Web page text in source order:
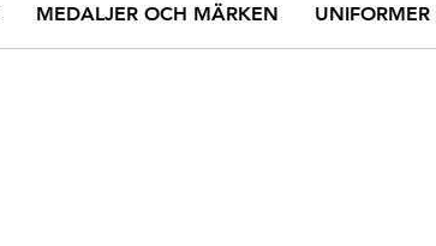
MEDALJER OCH MÄRKEN